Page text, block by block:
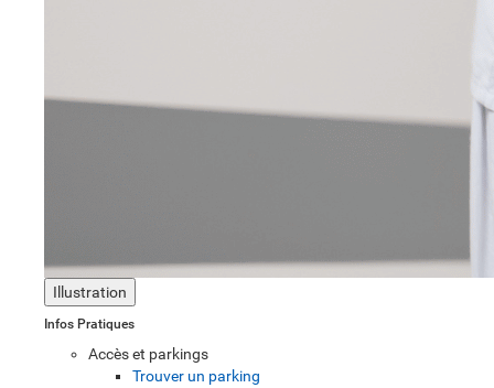
Illustration
Infos Pratiques
Accès et parkings
Trouver un parking